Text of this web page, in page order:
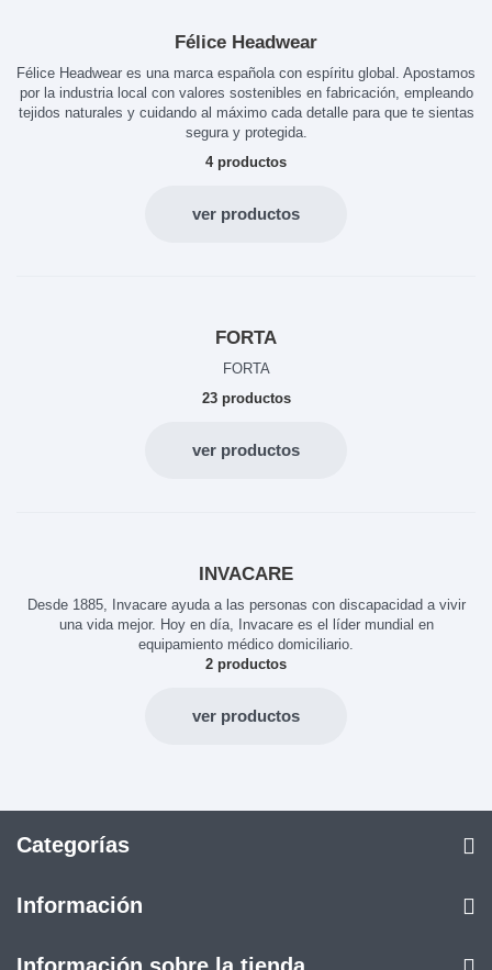
Félice Headwear
Félice Headwear es una marca española con espíritu global. Apostamos
por la industria local con valores sostenibles en fabricación, empleando
tejidos naturales y cuidando al máximo cada detalle para que te sientas
segura y protegida.
4 productos
ver productos
FORTA
FORTA
23 productos
ver productos
INVACARE
Desde 1885, Invacare ayuda a las personas con discapacidad a vivir
una vida mejor. Hoy en día, Invacare es el líder mundial en
equipamiento médico domiciliario.
2 productos
ver productos
Categorías
Información